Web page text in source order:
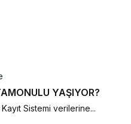
YAŞIYOR?
Sistemi verilerine...